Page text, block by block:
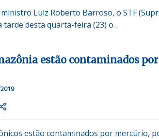
Luiz Roberto Barroso, o STF
desta quarta-feira (23) o…
estão contaminados
estão contaminados por mercúrio,